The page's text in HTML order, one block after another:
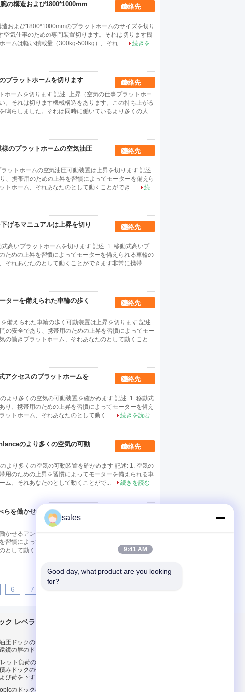
の構造および1800*1000mm
連絡先
および1800*1000mmのプラットホームのサイズを切り
空気仕事のための専門装置切ります。それは切ります機
ームは軽い積載量（300kg-500kg）、それ...
続きを
プラットホームを切ります 連絡先
ームを切ります 記述: 上昇（空気の仕事プラットホー
。それは切ります機械構造をあります。この持ち上がる
鳴らしました。それは同時に働いているより多くの人
のプラットホームの空気油圧
連絡先
ットホームの空気油圧可動装置は上昇を切ります 記述:
、携帯用のための上昇を習慣によってモーターを備えら
トホーム、それあなたのとして動くことができ...
続
げるマニュアルは上昇を切り
連絡先
高いプラットホームを切ります 記述: 1. 移動式高いプ
ための上昇を習慣によってモーターを備えられる車輪の
それあなたのとして動くことができます非常に携帯...
ターを備えられた車輪の歩く
連絡先
備えられた車輪の歩く可動装置は上昇を切ります 記述:
の安全であり、携帯用のための上昇を習慣によってモー
の働きプラットホーム、それあなたのとして動くこと
アクセスのプラットホームを
連絡先
より多くの空気の可動装置を確かめます 記述: 1. 移動式
り、携帯用のための上昇を習慣によってモーターを備え
ットホーム、それあなたのとして動く...
続きを読む
のより多くの空気の可動
連絡先
より多くの空気の可動装置を確かめます 記述: 1. 空気の
用のための上昇を習慣によってモーターを備えられる車
ム、それあなたのとして動くことがで...
続きを読む
を働かせるアンテナを切り
かせるアンテナを切ります 記述: 1. 移動式油圧揚げべら
慣によってモーターを備えられる車輪の歩行である場
として動くことができます非常に携帯用および簡単切っ
6 7
ク レベラー
圧ドックの傾斜路、頑丈な
鏡の唇のドック レベラー
ット負荷のための望遠鏡
みドックの傾斜路、ドック
び荷を下すこと
のドックの傾斜路、記号
sales
9:41 AM
Good day, what product are you looking
for?